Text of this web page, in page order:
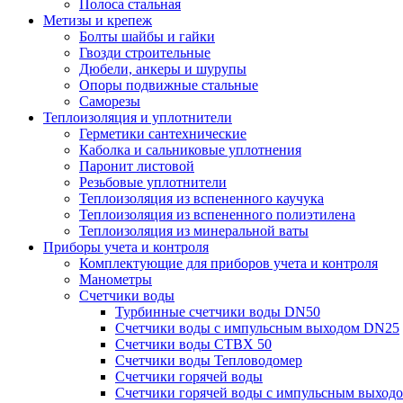
Полоса стальная
Метизы и крепеж
Болты шайбы и гайки
Гвозди строительные
Дюбели, анкеры и шурупы
Опоры подвижные стальные
Саморезы
Теплоизоляция и уплотнители
Герметики сантехнические
Каболка и сальниковые уплотнения
Паронит листовой
Резьбовые уплотнители
Теплоизоляция из вспененного каучука
Теплоизоляция из вспененного полиэтилена
Теплоизоляция из минеральной ваты
Приборы учета и контроля
Комплектующие для приборов учета и контроля
Манометры
Счетчики воды
Турбинные счетчики воды DN50
Счетчики воды с импульсным выходом DN25
Счетчики воды СТВХ 50
Счетчики воды Тепловодомер
Счетчики горячей воды
Счетчики горячей воды с импульсным